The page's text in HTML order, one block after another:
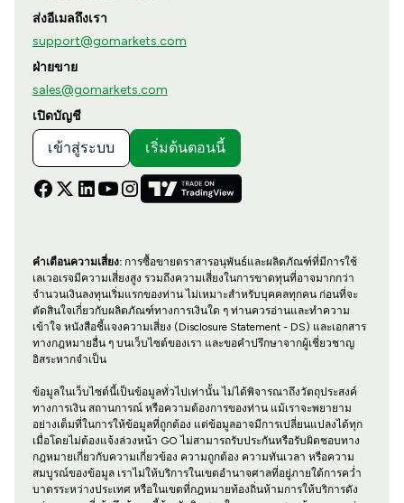
ส่งอีเมลถึงเรา
support@gomarkets.com
ฝ่ายขาย
sales@gomarkets.com
เปิดบัญชี
เข้าสู่ระบบ เริ่มต้นตอนนี้
คำเตือนความเสี่ยง:การซื้อขายตราสารอนุพันธ์และผลิตภัณฑ์ที่มีการใช้
เลเวอเรจมีความเสี่ยงสูง รวมถึงความเสี่ยงในการขาดทุนที่อาจมากกว่า
จำนวนเงินลงทุนเริ่มแรกของท่าน ไม่เหมาะสำหรับบุคคลทุกคน ก่อนที่จะ
ตัดสินใจเกี่ยวกับผลิตภัณฑ์ทางการเงินใด ๆ ท่านควรอ่านและทำความ
เข้าใจ หนังสือชี้แจงความเสี่ยง (Disclosure Statement - DS) และเอกสาร
ทางกฎหมายอื่น ๆ บนเว็บไซต์ของเรา และขอคำปรึกษาจากผู้เชี่ยวชาญ
อิสระหากจำเป็น
ข้อมูลในเว็บไซต์นี้เป็นข้อมูลทั่วไปเท่านั้น ไม่ได้พิจารณาถึงวัตถุประสงค์
ทางการเงิน สถานการณ์ หรือความต้องการของท่าน แม้เราจะพยายาม
อย่างเต็มที่ในการให้ข้อมูลที่ถูกต้อง แต่ข้อมูลอาจมีการเปลี่ยนแปลงได้ทุก
เมื่อโดยไม่ต้องแจ้งล่วงหน้า GO ไม่สามารถรับประกันหรือรับผิดชอบทาง
กฎหมายเกี่ยวกับความเกี่ยวข้อง ความถูกต้อง ความทันเวลา หรือความ
สมบูรณ์ของข้อมูล เราไม่ให้บริการในเขตอำนาจศาลที่อยู่ภายใต้การคว่ำ
บาตรระหว่างประเทศ หรือในเขตที่กฎหมายท้องถิ่นห้ามการให้บริการดัง